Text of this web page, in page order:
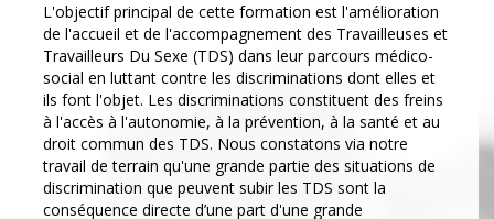
L'objectif principal de cette formation est l'amélioration
de l'accueil et de l'accompagnement des Travailleuses et
Travailleurs Du Sexe (TDS) dans leur parcours médico-
social en luttant contre les discriminations dont elles et
ils font l'objet. Les discriminations constituent des freins
à l'accès à l'autonomie, à la prévention, à la santé et au
droit commun des TDS. Nous constatons via notre
travail de terrain qu'une grande partie des situations de
discrimination que peuvent subir les TDS sont la
conséquence directe d’une part d'une grande